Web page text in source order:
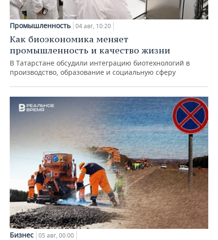
Промышленность 04 авг, 10:20
Как биоэкономика меняет
промышленность и качество жизни
В Татарстане обсудили интеграцию биотехнологий в
производство, образование и социальную сферу
Бизнес 05 авг, 00:00